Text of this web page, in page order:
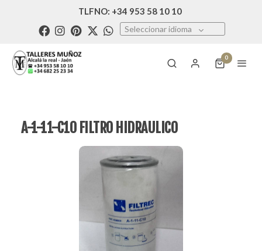
TLFNO: +34 953 58 10 10
Seleccionar idioma
0
A-1-11-C10 FILTRO HIDRAULICO